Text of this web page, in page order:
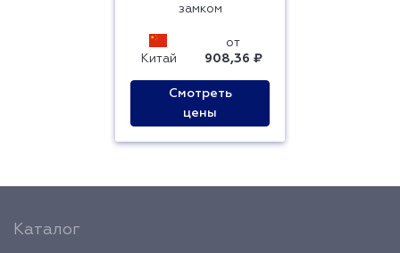
замком
Китай
от
908,36 ₽
Смотреть
цены
Каталог